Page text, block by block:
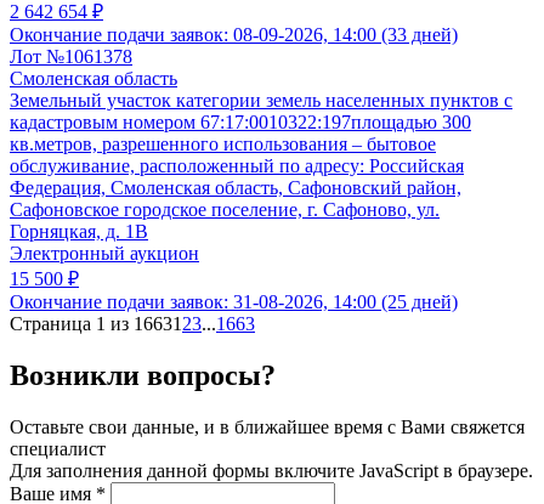
2 642 654 ₽
Окончание подачи заявок: 08-09-2026, 14:00 (33 дней)
Лот №1061378
Смоленская область
Земельный участок категории земель населенных пунктов с
кадастровым номером 67:17:0010322:197площадью 300
кв.метров, разрешенного использования – бытовое
обслуживание, расположенный по адресу: Российская
Федерация, Смоленская область, Сафоновский район,
Сафоновское городское поселение, г. Сафоново, ул.
Горняцкая, д. 1В
Электронный аукцион
15 500 ₽
Окончание подачи заявок: 31-08-2026, 14:00 (25 дней)
Страница 1 из 16631 23...1663
Возникли вопросы?
Оставьте свои данные, и в ближайшее время с Вами свяжется
специалист
Для заполнения данной формы включите JavaScript в браузере.
Ваше имя *